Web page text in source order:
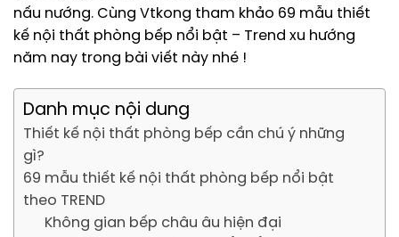
nấu nướng. Cùng Vtkong tham khảo 69 mẫu thiết
kế nội thất phòng bếp nổi bật – Trend xu hướng
năm nay trong bài viết này nhé !
Danh mục nội dung
Thiết kế nội thất phòng bếp cần chú ý những
gì?
69 mẫu thiết kế nội thất phòng bếp nổi bật
theo TREND
Không gian bếp châu âu hiện đại